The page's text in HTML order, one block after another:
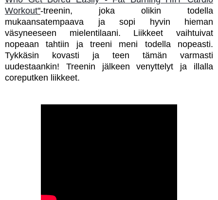
Workout"-treenin, joka olikin todella
mukaansatempaava ja sopi hyvin hieman
väsyneeseen mielentilaani. Liikkeet vaihtuivat
nopeaan tahtiin ja treeni meni todella nopeasti.
Tykkäsin kovasti ja teen tämän varmasti
uudestaankin! Treenin jälkeen venyttelyt ja illalla
coreputken liikkeet.